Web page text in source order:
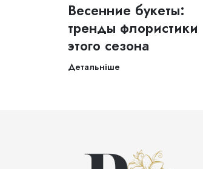
Весенние букеты:
тренды флористики
этого сезона
Детальніше